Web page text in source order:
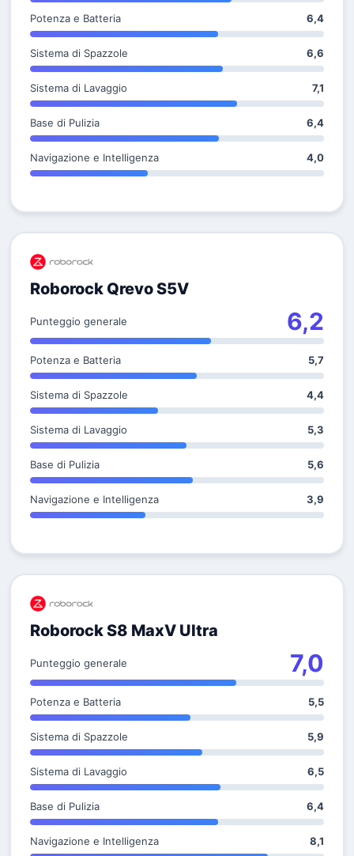
Potenza e Batteria 6,4
Sistema di Spazzole 6,6
Sistema di Lavaggio 7,1
Base di Pulizia 6,4
Navigazione e Intelligenza 4,0
Roborock Qrevo S5V
Punteggio generale 6,2
Potenza e Batteria 5,7
Sistema di Spazzole 4,4
Sistema di Lavaggio 5,3
Base di Pulizia 5,6
Navigazione e Intelligenza 3,9
Roborock S8 MaxV Ultra
Punteggio generale 7,0
Potenza e Batteria 5,5
Sistema di Spazzole 5,9
Sistema di Lavaggio 6,5
Base di Pulizia 6,4
Navigazione e Intelligenza 8,1